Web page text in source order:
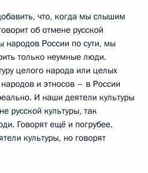
что, когда мы слышим
об отмене русской
народов России по сути, мы
только неумные люди.
целого народа или целых
и этносов – в России
И наши деятели культуры
русской культуры, так
Говорят ещё и погрубее,
культуры, но говорят